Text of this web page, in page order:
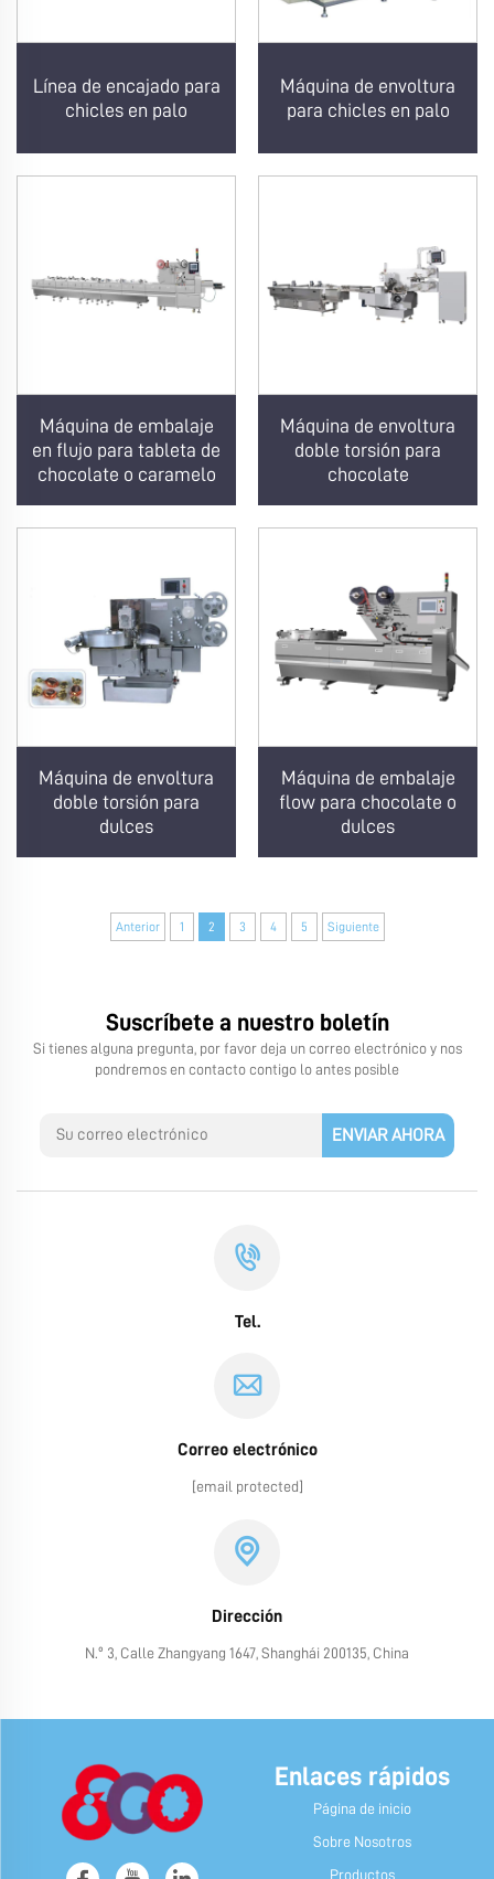
Línea de encajado para
chicles en palo
Máquina de envoltura
para chicles en palo
Máquina de embalaje
en flujo para tableta de
chocolate o caramelo
Máquina de envoltura
doble torsión para
chocolate
Máquina de envoltura
doble torsión para
dulces
Máquina de embalaje
flow para chocolate o
dulces
Anterior 1 2 3 4 5 Siguiente
Suscríbete a nuestro boletín
Si tienes alguna pregunta, por favor deja un correo electrónico y nos
pondremos en contacto contigo lo antes posible
ENVIAR AHORA
Tel.
Correo electrónico
[email protected]
Dirección
N.º 3, Calle Zhangyang 1647, Shanghái 200135, China
Enlaces rápidos
Página de inicio
Sobre Nosotros
Productos